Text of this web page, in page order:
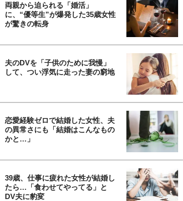
両親から迫られる「婚活」
に、“優等生”が爆発した35歳女性
が驚きの転身
夫のDVを「子供のために我慢」
して、つい浮気に走った妻の窮地
恋愛経験ゼロで結婚した女性、夫
の異常さにも「結婚はこんなもの
かと…」
39歳、仕事に疲れた女性が結婚し
たら…「食わせてやってる」と
DV夫に豹変